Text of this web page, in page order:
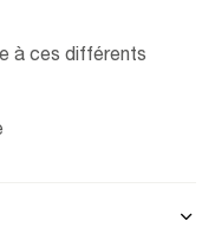
à ces différents